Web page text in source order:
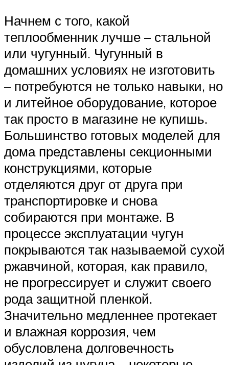
Начнем с того, какой
теплообменник лучше – стальной
или чугунный. Чугунный в
домашних условиях не изготовить
– потребуются не только навыки, но
и литейное оборудование, которое
так просто в магазине не купишь.
Большинство готовых моделей для
дома представлены секционными
конструкциями, которые
отделяются друг от друга при
транспортировке и снова
собираются при монтаже. В
процессе эксплуатации чугун
покрываются так называемой сухой
ржавчиной, которая, как правило,
не прогрессирует и служит своего
рода защитной пленкой.
Значительно медленнее протекает
и влажная коррозия, чем
обусловлена долговечность